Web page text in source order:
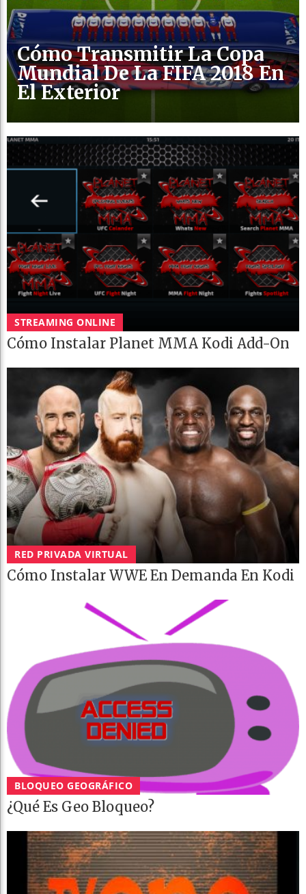
Cómo Transmitir La Copa
Mundial De La FIFA 2018 En
El Exterior
STREAMING ONLINE
Cómo Instalar Planet MMA Kodi Add-On
RED PRIVADA VIRTUAL
Cómo Instalar WWE En Demanda En Kodi
BLOQUEO GEOGRÁFICO
¿Qué Es Geo Bloqueo?